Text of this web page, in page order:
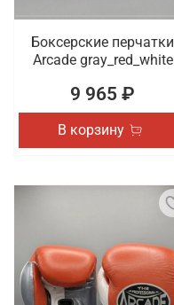
Боксерские перчатки
Arcade gray_red_white
9 965 ₽
В корзину